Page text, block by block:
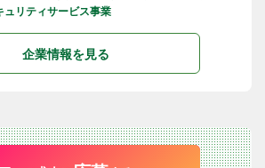
リティサービス事業
企業情報を見る